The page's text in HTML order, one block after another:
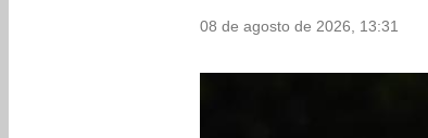
08 de agosto de 2026, 13:31